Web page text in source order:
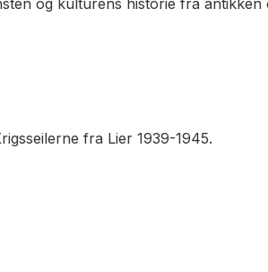
og kulturens historie fra antikken
fra Lier 1939-1945.